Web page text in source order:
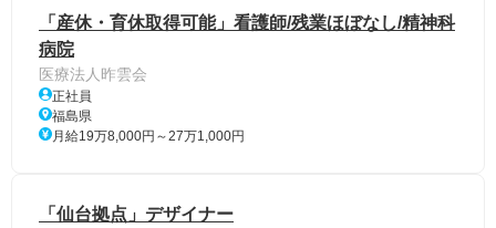
「産休・育休取得可能」看護師/残業ほぼなし/精神科
病院
医療法人昨雲会
正社員
福島県
月給19万8,000円～27万1,000円
「仙台拠点」デザイナー